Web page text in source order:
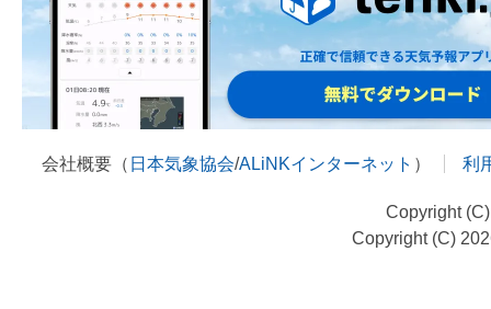
会社概要（ 日本気象協会/ALiNKインターネット ） 利
Copyright
Copyright (C)